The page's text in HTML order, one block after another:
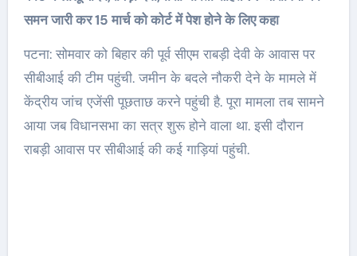
समन जारी कर 15 मार्च को कोर्ट में पेश होने के लिए कहा
पटना: सोमवार को बिहार की पूर्व सीएम राबड़ी देवी के आवास पर
सीबीआई की टीम पहुंची. जमीन के बदले नौकरी देने के मामले में
केंद्रीय जांच एजेंसी पूछताछ करने पहुंची है. पूरा मामला तब सामने
आया जब विधानसभा का सत्र शुरू होने वाला था. इसी दौरान
राबड़ी आवास पर सीबीआई की कई गाड़ियां पहुंची.